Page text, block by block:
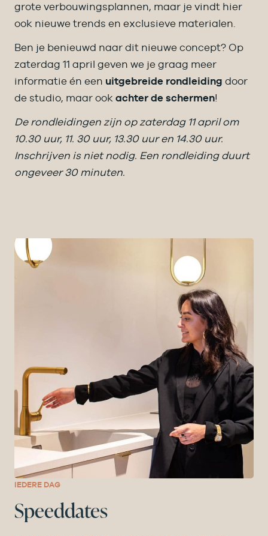
grote verbouwings­plannen, maar je vindt hier
ook nieuwe trends en exclusieve materialen.
Ben je benieuwd naar dit nieuwe concept? Op
zaterdag 11 april geven we je graag meer
informatie én een uitgebreide rondleiding door
de studio, maar ook achter de schermen!
De rondleidingen zijn op zaterdag 11 april om
10.30 uur, 11. 30 uur, 13.30 uur en 14.30 uur.
Inschrijven is niet nodig. Een rondleiding duurt
ongeveer 30 minuten.
IEDERE DAG
Speeddates